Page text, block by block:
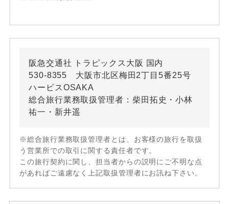
阪急交通社 トラピックス大阪 国内
530-8355 大阪市北区梅田2丁目5番25号
ハービスOSAKA
総合旅行業務取扱管理者：柴田拓史・小林
祐一・新井遥
※総合旅行業務取扱管理者とは、お客様の旅行を取扱
う営業所での取引に関する責任者です。
この旅行契約に関し、担当者からの説明にご不明な点
があればご遠慮なく上記取扱管理者にお訊ね下さい。